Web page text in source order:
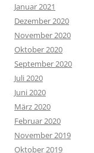
Januar 2021
Dezember 2020
November 2020
Oktober 2020
September 2020
Juli 2020
Juni 2020
März 2020
Februar 2020
November 2019
Oktober 2019